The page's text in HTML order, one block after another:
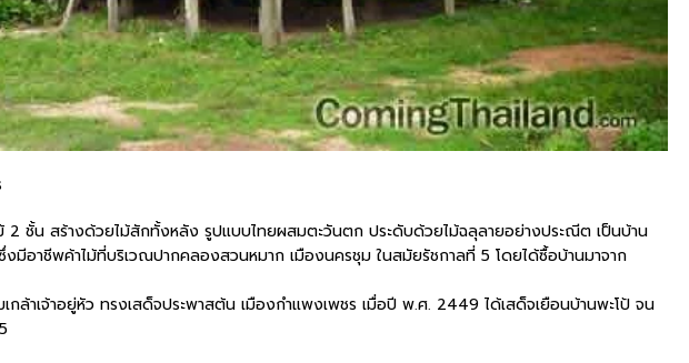
ม้ 2 ชั้น สร้างด้วยไม้สักทั้งหลัง รูปแบบไทยผสมตะวันตก ประดับด้วยไม้ฉลุลายอย่างประณีต เป็นบ้าน
มีอาชีพค้าไม้ที่บริเวณปากคลองสวนหมาก เมืองนครชุม ในสมัยรัชกาลที่ 5 โดยได้ซื้อบ้านมาจาก
กล้าเจ้าอยู่หัว ทรงเสด็จประพาสต้น เมืองกำแพงเพชร เมื่อปี พ.ศ. 2449 ได้เสด็จเยือนบ้านพะโป้ จน